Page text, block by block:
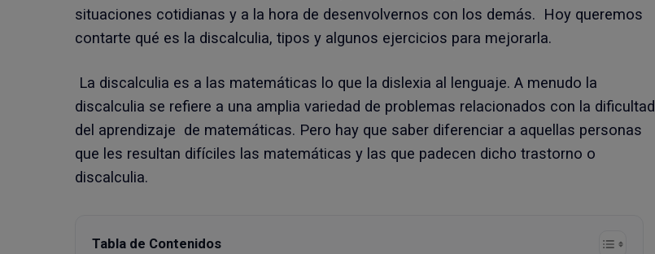
situaciones cotidianas y a la hora de desenvolvernos con los demás. Hoy queremos
contarte qué es la discalculia, tipos y algunos ejercicios para mejorarla.
La discalculia es a las matemáticas lo que la dislexia al lenguaje. A menudo la
discalculia se refiere a una amplia variedad de problemas relacionados con la dificultad
del aprendizaje de matemáticas. Pero hay que saber diferenciar a aquellas personas
que les resultan difíciles las matemáticas y las que padecen dicho trastorno o
discalculia.
Tabla de Contenidos